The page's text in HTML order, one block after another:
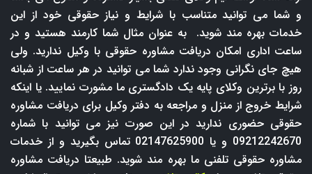
و شما می توانید متناسب با شرایط و نیاز حقوقی خود از این
خدمات بهره مند شوید. به عنوان مثال شما کارمند هستید و در
ساعت اداری امکان دریافت مشاوره حقوقی با وکیل ندارید. ولی
هیچ جای نگرانی وجود ندارد شما می توانید در هر ساعت از شبانه
روز با برترین وکلای پایه یک دادگستری ما مشورت نمایید. یا اینکه
شرایط خروج از منزل و مراجعه به دفتر وکیل برای دریافت مشاوره
حقوقی حضوری ندارید در این صورت نیز می توانید با شماره
09212242670 و یا 02147625900 تماس بگیرید و از خدمات
مشاوره حقوقی تلفنی ما بهره مند شوید. طبیعتا دریافت مشاوره